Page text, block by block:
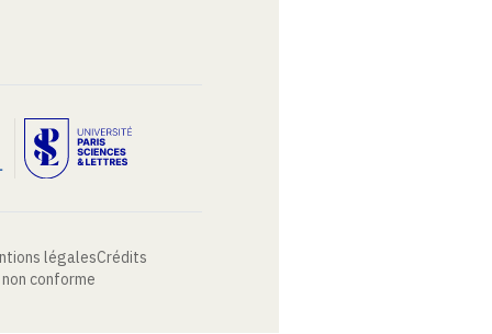
légalesCrédits
conforme